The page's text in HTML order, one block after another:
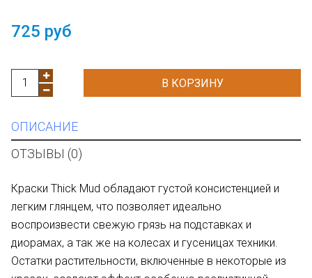
725 руб
В КОРЗИНУ
ОПИСАНИЕ
ОТЗЫВЫ (0)
Краски Thick Mud обладают густой консистенцией и
легким глянцем, что позволяет идеально
воспроизвести свежую грязь на подставках и
диорамах, а так же на колесах и гусеницах техники.
Остатки растительности, включенные в некоторые из